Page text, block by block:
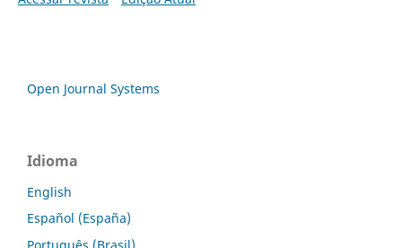
Open Journal Systems
Idioma
English
Español (España)